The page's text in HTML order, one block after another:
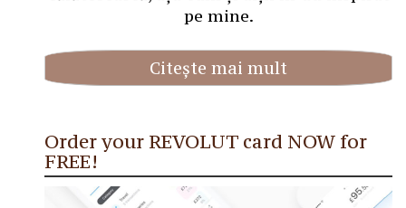
pe mine.
Citește mai mult
Order your REVOLUT card NOW for
FREE!